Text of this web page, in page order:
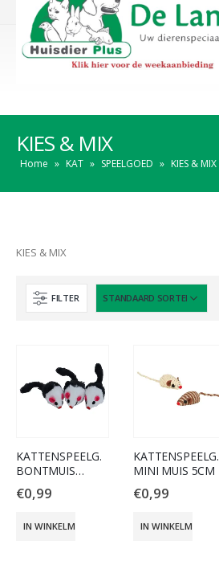
KIES & MIX
Home » KAT » SPEELGOED » KIES & MIX
KIES & MIX
FILTER
KATTENSPEELG.
BONTMUIS
ZWART/WIT
€0,99
IN WINKELMAND
KATTENSPEELG.
MINI MUIS 5CM
€0,99
IN WINKELMAND